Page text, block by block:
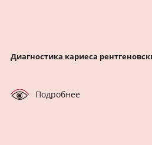
Диагностика кариеса
Подробнее